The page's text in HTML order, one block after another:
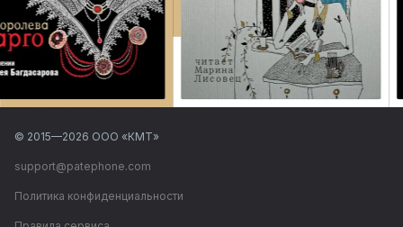
© 2015—2026 ООО «КМТ»
support@patephone.com
Политика конфиденциальности